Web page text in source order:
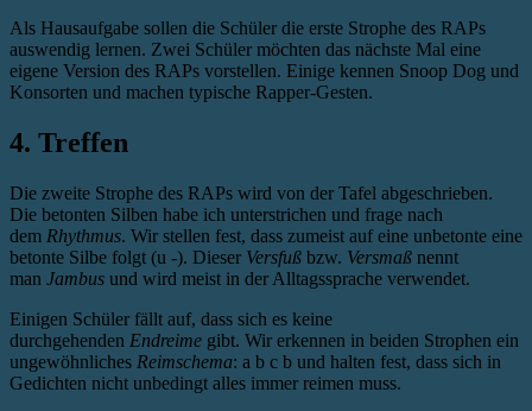
Als Hausaufgabe sollen die Schüler die erste Strophe des RAPs
auswendig lernen. Zwei Schüler möchten das nächste Mal eine
eigene Version des RAPs vorstellen. Einige kennen Snoop Dog und
Konsorten und machen typische Rapper-Gesten.
4. Treffen
Die zweite Strophe des RAPs wird von der Tafel abgeschrieben.
Die betonten Silben habe ich unterstrichen und frage nach
dem Rhythmus. Wir stellen fest, dass zumeist auf eine unbetonte eine
betonte Silbe folgt (u -). Dieser Versfuß bzw. Versmaß nennt
man Jambus und wird meist in der Alltagssprache verwendet.
Einigen Schüler fällt auf, dass sich es keine
durchgehenden Endreime gibt. Wir erkennen in beiden Strophen ein
ungewöhnliches Reimschema: a b c b und halten fest, dass sich in
Gedichten nicht unbedingt alles immer reimen muss.